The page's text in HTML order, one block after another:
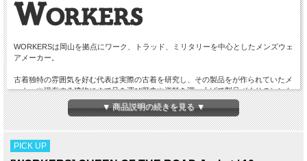
WORKERSは岡山を拠点にワーク、トラッド、ミリタリーを中心としたメンズウェ
アメーカー。
古着独特の雰囲気を好む代表は実際の古着を研究し、その製品をが作られていたメ
ーカーや現存する建物にまで足を運び歴史や資料を調べ上げて製品づくりのヒント
にしています。
自分で工程を理解し、各工程ごとの専用の設備を要した工場でのみ生産を行ってい
ます。
そのクオリティーの高さとユニークさでJ.CREWやINVENTORYをはじめ海外から
▼ 商品説明の続きを見る ▼
PICK UP